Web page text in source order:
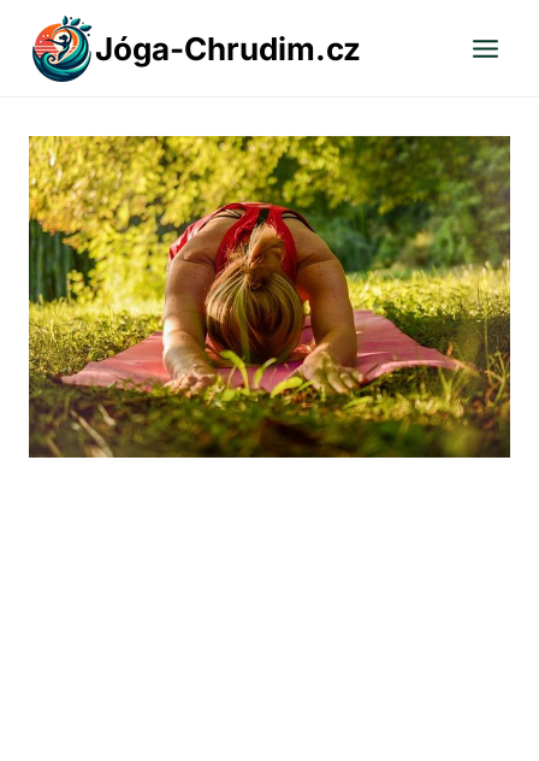
Přeskočit
obsah
Jóga-Chrudim.cz